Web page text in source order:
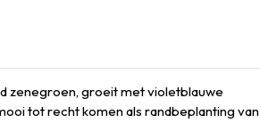
zenegroen, groeit met violetblauwe
tot recht komen als randbeplanting van